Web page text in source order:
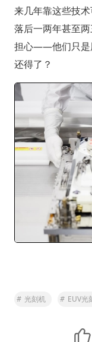
来几年靠这些技
落后一两年甚至
担心——他们只是
还得了？
# 光刻机 # EUV光